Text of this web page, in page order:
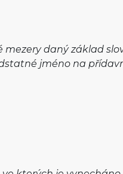
mezery daný základ
jméno na